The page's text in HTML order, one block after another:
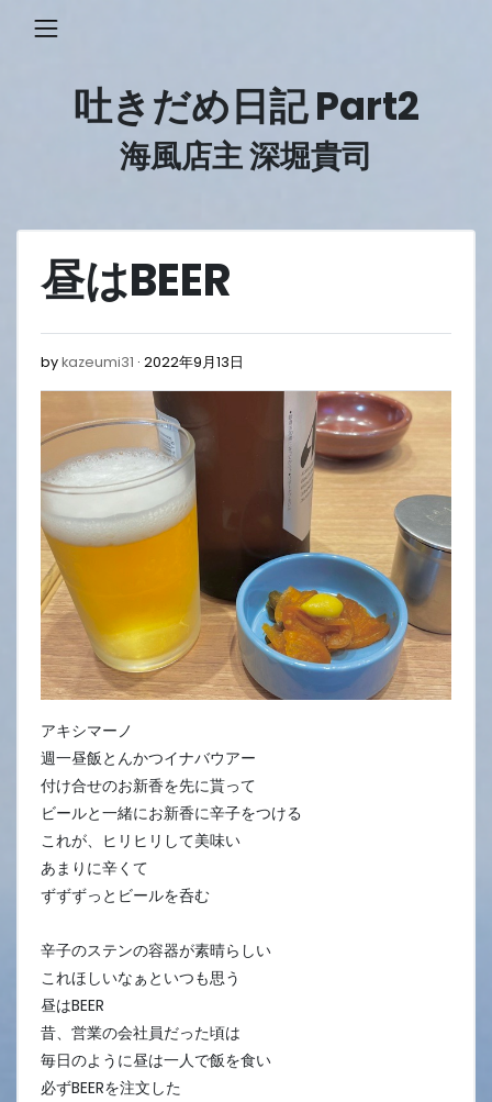
吐きだめ日記 Part2
海風店主 深堀貴司
昼はBEER
bykazeumi31 2022年9月13日
アキシマーノ
週一昼飯とんかつイナバウアー
付け合せのお新香を先に貰って
ビールと一緒にお新香に辛子をつける
これが、ヒリヒリして美味い
あまりに辛くて
ずずずっとビールを呑む
辛子のステンの容器が素晴らしい
これほしいなぁといつも思う
昼はBEER
昔、営業の会社員だった頃は
毎日のように昼は一人で飯を食い
必ずBEERを注文した